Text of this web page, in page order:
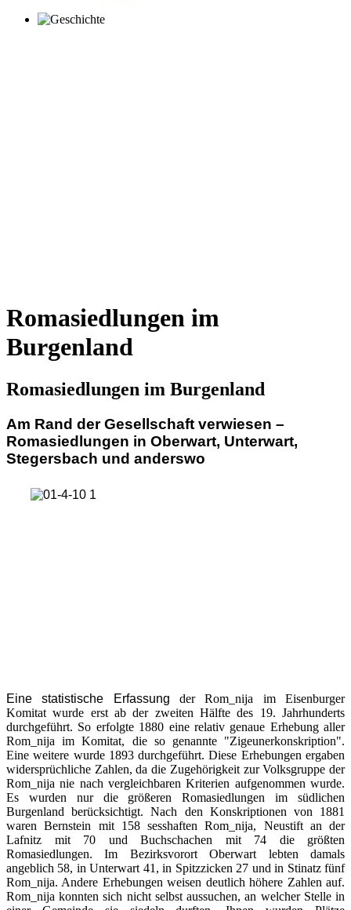
Romasiedlungen im
Burgenland
Romasiedlungen im Burgenland
Am Rand der Gesellschaft verwiesen –
Romasiedlungen in Oberwart, Unterwart,
Stegersbach und anderswo
Eine statistische Erfassung der Rom_nija im Eisenburger
Komitat wurde erst ab der zweiten Hälfte des 19. Jahrhunderts
durchgeführt. So erfolgte 1880 eine relativ genaue Erhebung aller
Rom_nija im Komitat, die so genannte "Zigeunerkonskription".
Eine weitere wurde 1893 durchgeführt. Diese Erhebungen ergaben
widersprüchliche Zahlen, da die Zugehörigkeit zur Volksgruppe der
Rom_nija nie nach vergleichbaren Kriterien aufgenommen wurde.
Es wurden nur die größeren Romasiedlungen im südlichen
Burgenland berücksichtigt. Nach den Konskriptionen von 1881
waren Bernstein mit 158 sesshaften Rom_nija, Neustift an der
Lafnitz mit 70 und Buchschachen mit 74 die größten
Romasiedlungen. Im Bezirksvorort Oberwart lebten damals
angeblich 58, in Unterwart 41, in Spitzzicken 27 und in Stinatz fünf
Rom_nija. Andere Erhebungen weisen deutlich höhere Zahlen auf.
Rom_nija konnten sich nicht selbst aussuchen, an welcher Stelle in